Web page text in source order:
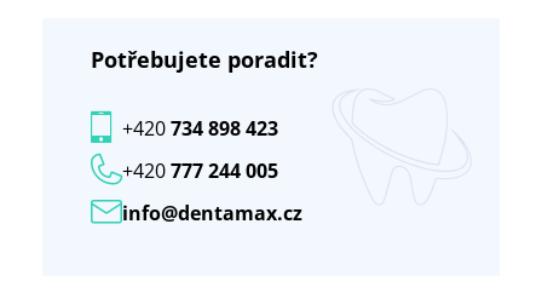
Potřebujete poradit?
info@dentamax.cz
+420777 244 005
+420734 898 423